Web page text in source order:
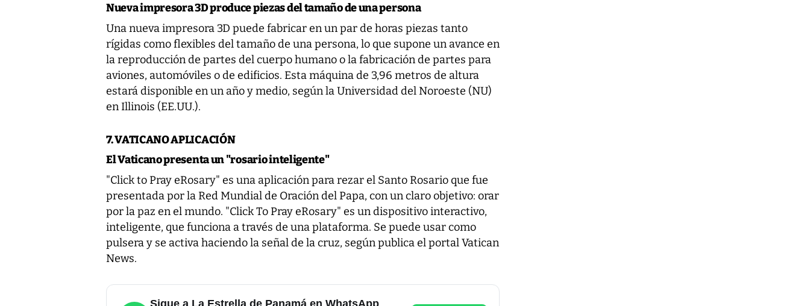
Nueva impresora 3D produce piezas del tamaño de una persona
Una nueva impresora 3D puede fabricar en un par de horas piezas tanto
rígidas como flexibles del tamaño de una persona, lo que supone un avance en
la reproducción de partes del cuerpo humano o la fabricación de partes para
aviones, automóviles o de edificios. Esta máquina de 3,96 metros de altura
estará disponible en un año y medio, según la Universidad del Noroeste (NU)
en Illinois (EE.UU.).
7. VATICANO APLICACIÓN
El Vaticano presenta un "rosario inteligente"
"Click to Pray eRosary" es una aplicación para rezar el Santo Rosario que fue
presentada por la Red Mundial de Oración del Papa, con un claro objetivo: orar
por la paz en el mundo. "Click To Pray eRosary" es un dispositivo interactivo,
inteligente, que funciona a través de una plataforma. Se puede usar como
pulsera y se activa haciendo la señal de la cruz, según publica el portal Vatican
News.
Sigue a La Estrella de Panamá en WhatsApp